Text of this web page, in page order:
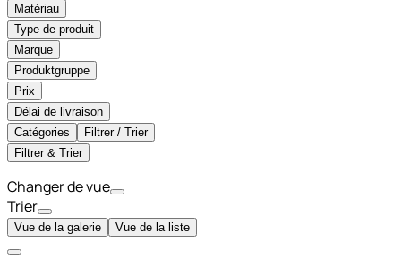
Matériau
Type de produit
Marque
Produktgruppe
Prix
Délai de livraison
Catégories
Filtrer / Trier
Filtrer & Trier
Changer de vue
Trier
Vue de la galerie Vue de la liste